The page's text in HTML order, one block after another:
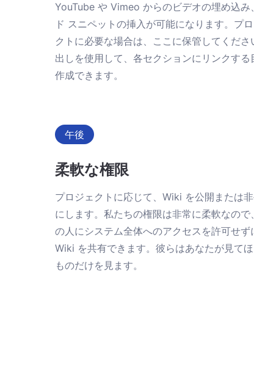
YouTube や Vimeo からのビデオの埋め込み
ド スニペットの挿入が可能になります。プ
クトに必要な場合は、ここに保管してくださ
出しを使用して、各セクションにリンクする
作成できます。
午後
柔軟な権限
プロジェクトに応じて、Wiki を公開または
にします。私たちの権限は非常に柔軟なので
の人にシステム全体へのアクセスを許可せず
Wiki を共有できます。彼らはあなたが見て
ものだけを見ます。